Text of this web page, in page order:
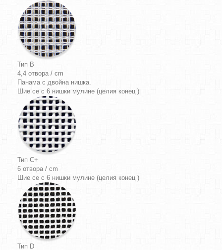
Тип B
4,4 отвора / cm
Панама с двойна нишка.
Шие се с 6 нишки мулине (целия конец )
Тип C+
6 отвора / cm
Шие се с 6 нишки мулине (целия конец )
Тип D